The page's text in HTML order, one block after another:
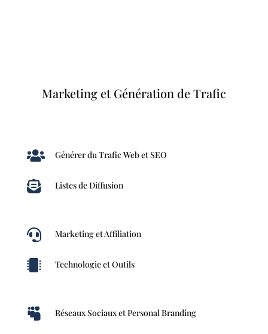
Marketing et Génération de Trafic
 Générer du Trafic Web et SEO
 Listes de Diffusion
 Marketing et Affiliation
 Technologie et Outils
 Réseaux Sociaux et Personal Branding